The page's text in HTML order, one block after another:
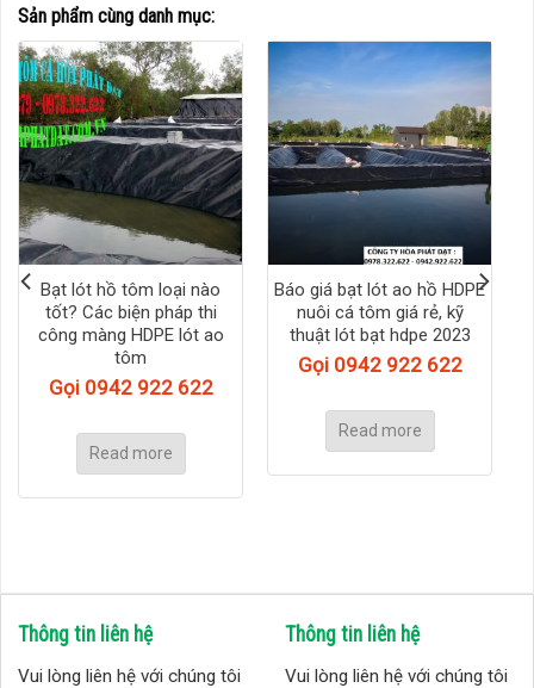
Sản phẩm cùng danh mục:
Bạt lót hồ tôm loại nào
tốt? Các biện pháp thi
công màng HDPE lót ao
tôm
Gọi 0942 922 622
Read more
Báo giá bạt lót ao hồ HDPE
nuôi cá tôm giá rẻ, kỹ
thuật lót bạt hdpe 2023
Gọi 0942 922 622
Read more
Thông tin liên hệ
Vui lòng liên hệ với chúng tôi
Thông tin liên hệ
Vui lòng liên hệ với chúng tôi